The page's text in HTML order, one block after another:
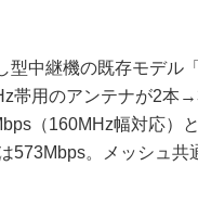
中継機の既存モデル
帯用のアンテナが2本
（160MHz幅対応）
573Mbps。メッシュ共